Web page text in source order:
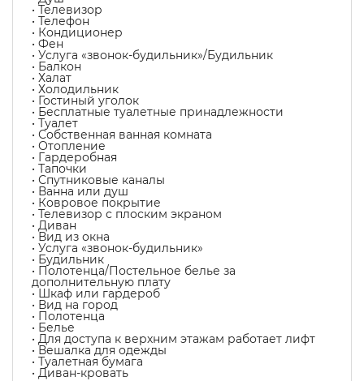
• Телевизор
• Телефон
• Кондиционер
• Фен
• Услуга «звонок-будильник»/Будильник
• Балкон
• Халат
• Холодильник
• Гостиный уголок
• Бесплатные туалетные принадлежности
• Туалет
• Собственная ванная комната
• Отопление
• Гардеробная
• Тапочки
• Спутниковые каналы
• Ванна или душ
• Ковровое покрытие
• Телевизор с плоским экраном
• Диван
• Вид из окна
• Услуга «звонок-будильник»
• Будильник
• Полотенца/Постельное белье за
дополнительную плату
• Шкаф или гардероб
• Вид на город
• Полотенца
• Белье
• Для доступа к верхним этажам работает лифт
• Вешалка для одежды
• Туалетная бумага
• Диван-кровать